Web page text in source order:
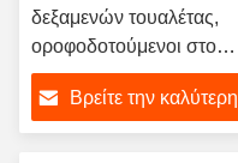
δεξαμενών τουαλέτας,
οροφοδοτούμενοι στον
τοίχο πίσω σωλήνες
αποχέτευσης τουαλέτας,
σωλήνες παροχής
Βρείτε την καλύτερη